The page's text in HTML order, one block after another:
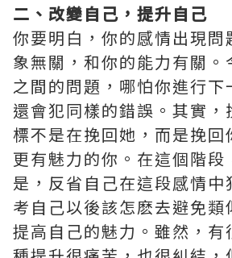
二、改變自己，提升自己
你要明白，你的感情出現問
象無關，和你的能力有關。
之間的問題，哪怕你進行下
還會犯同樣的錯誤。其實，
標不是在挽回她，而是挽回
更有魅力的你。在這個階段
是，反省自己在這段感情中
考自己以後該怎麽去避免類
提高自己的魅力。雖然，有